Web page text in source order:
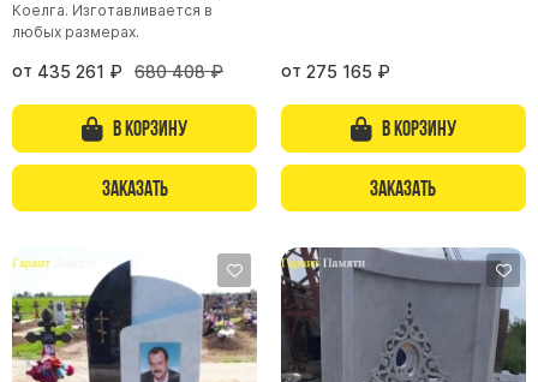
Коелга. Изготавливается в
любых размерах.
от 435 261 ₽ 680 408 ₽
В корзину
Заказать
от 275 165 ₽
В корзину
Заказать